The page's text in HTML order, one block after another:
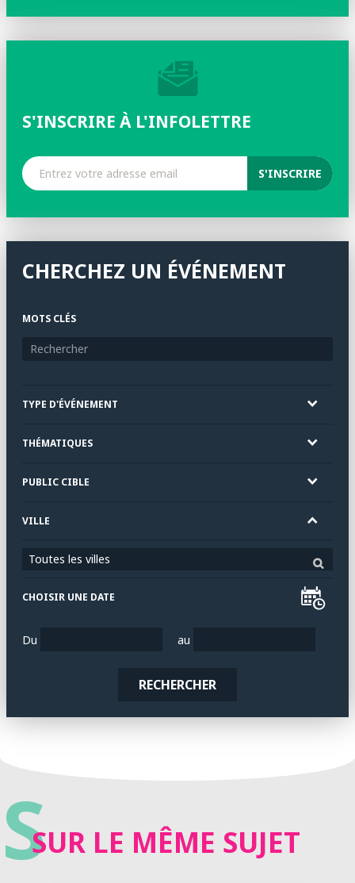
S'INSCRIRE À L'INFOLETTRE
CHERCHEZ UN ÉVÉNEMENT
MOTS CLÉS
TYPE D'ÉVÉNEMENT
THÉMATIQUES
PUBLIC CIBLE
VILLE
Toutes les villes
CHOISIR UNE DATE
Du au
RECHERCHER
SSUR LE MÊME SUJET